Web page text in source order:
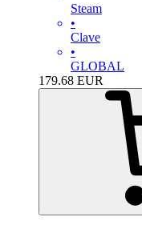
Steam
•
Clave
•
GLOBAL
179.68 EUR